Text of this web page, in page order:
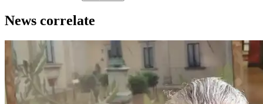
News correlate